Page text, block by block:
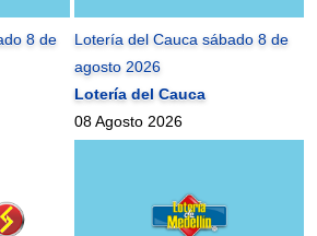
8 de
Lotería del Cauca sábado 8 de
agosto 2026
Lotería del Cauca
08 Agosto 2026